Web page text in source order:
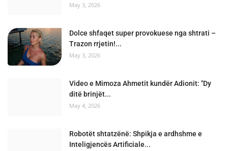
May 3, 2026
Dolce shfaqet super provokuese nga shtrati –
Trazon rrjetin!...
May 3, 2026
Video e Mimoza Ahmetit kundër Adionit: "Dy
ditë brinjët...
May 4, 2026
Robotët shtatzënë: Shpikja e ardhshme e
Inteligjencës Artificiale...